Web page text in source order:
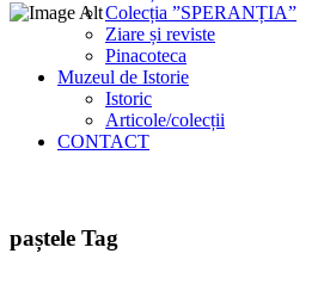
Colecția ”SPERANȚIA”
Ziare și reviste
Pinacoteca
Muzeul de Istorie
Istoric
Articole/colecții
CONTACT
paștele Tag